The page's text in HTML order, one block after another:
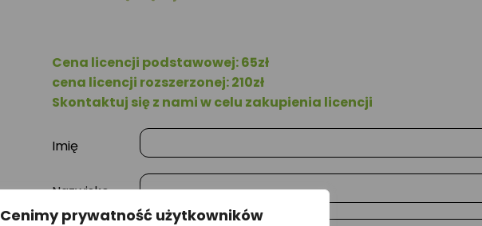
Cenimy prywatność użytkowników
Cena licencji podstawowej: 65zł
cena licencji rozszerzonej: 210zł
Skontaktuj się z nami w celu zakupienia licencji
Imię
Nazwisko